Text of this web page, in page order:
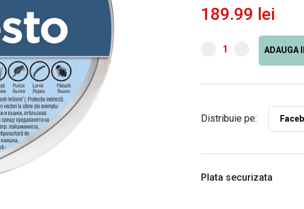
189.99 lei
ADAUGA
Distribuie pe:
Plata securizata